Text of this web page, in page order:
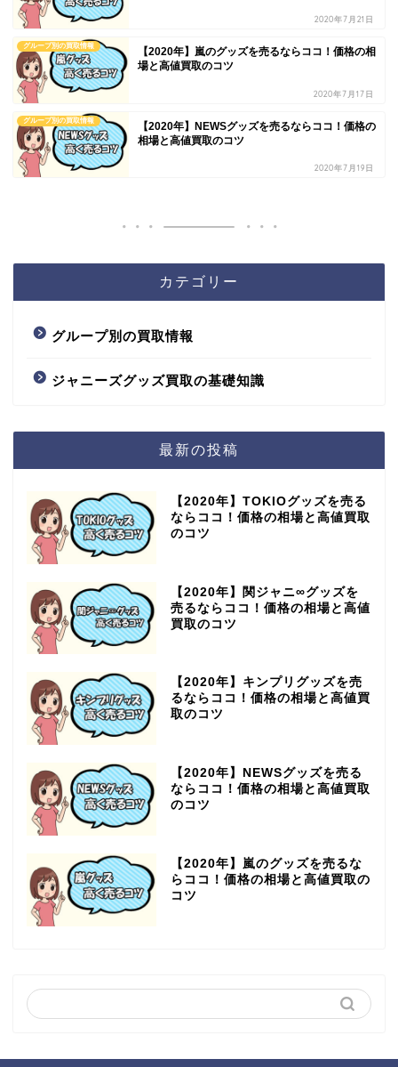
2020年7月21日
グループ別の買取情報
【2020年】嵐のグッズを売るならココ！価格の相
場と高値買取のコツ
2020年7月17日
グループ別の買取情報
【2020年】NEWSグッズを売るならココ！価格の
相場と高値買取のコツ
2020年7月19日
カテゴリー
グループ別の買取情報
ジャニーズグッズ買取の基礎知識
最新の投稿
【2020年】TOKIOグッズを売る
ならココ！価格の相場と高値買取
のコツ
【2020年】関ジャニ∞グッズを
売るならココ！価格の相場と高値
買取のコツ
【2020年】キンプリグッズを売
るならココ！価格の相場と高値買
取のコツ
【2020年】NEWSグッズを売る
ならココ！価格の相場と高値買取
のコツ
【2020年】嵐のグッズを売るな
らココ！価格の相場と高値買取の
コツ